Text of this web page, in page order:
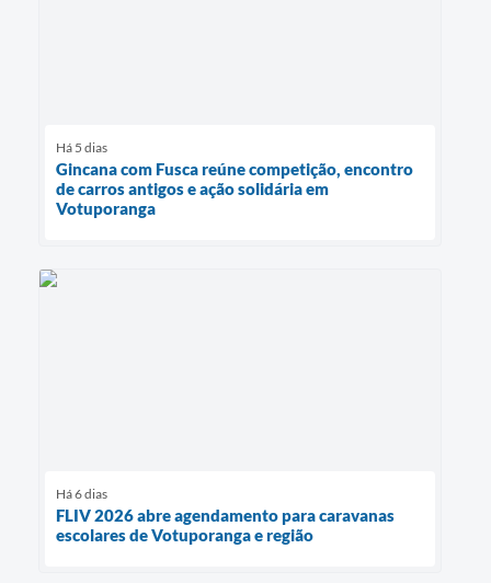
Há 5 dias
Gincana com Fusca reúne competição, encontro
de carros antigos e ação solidária em
Votuporanga
Há 6 dias
FLIV 2026 abre agendamento para caravanas
escolares de Votuporanga e região